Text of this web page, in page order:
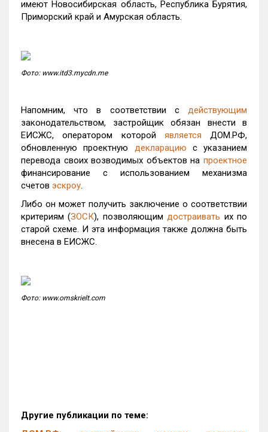
имеют Новосибирская область, Республика Бурятия,
Приморский край и Амурская область.
Фото: www.itd3.mycdn.me
Напомним, что в соответствии с действующим
законодательством, застройщик обязан внести в
ЕИСЖС, оператором которой является ДОМ.РФ,
обновленную проектную декларацию с указанием
перевода своих возводимых объектов на проектное
финансирование с использованием механизма
счетов эскроу.
Либо он может получить заключение о соответствии
критериям (ЗОСК), позволяющимдостраивать их по
старой схеме. И эта информация также должна быть
внесена в ЕИСЖС.
Фото: www.omskrielt.com
Другие публикации по теме: